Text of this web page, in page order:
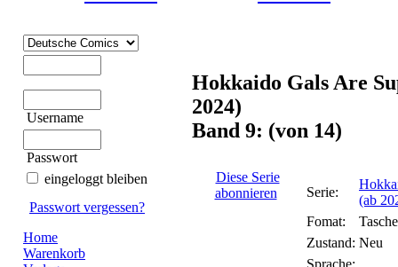
Username
Passwort
eingeloggt bleiben
Passwort vergessen?
Home
Warenkorb
Hokkaido Gals Are
2024)
Band 9: (von 14)
Diese Serie
abonnieren
Serie:
(ab
Fomat:
Zustand: Neu
Sprache: